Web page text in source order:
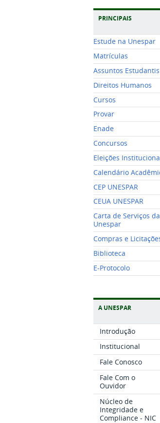
PRINCIPAIS
Estude na Unespar
Matrículas
Assuntos Estudantis
Direitos Humanos
Cursos
Provar
Enade
Concursos
Eleições
Calendário
CEP UNESPAR
CEUA UNESPAR
Carta de Serviços da
Unespar
Compras e
Biblioteca
E-Protocolo
A UNESPAR
Introdução
Institucional
Fale Conosco
Fale Com o
Ouvidor
Núcleo de
Integridade e
Compliance - NIC